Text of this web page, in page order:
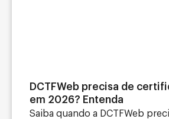
DCTFWeb precisa de
em 2026? Entenda
Saiba quando a DCTFWeb